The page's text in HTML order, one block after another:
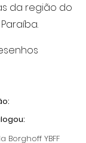
da região do
Borghoff YBFF